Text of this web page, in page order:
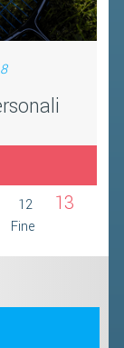
12 13
Fine